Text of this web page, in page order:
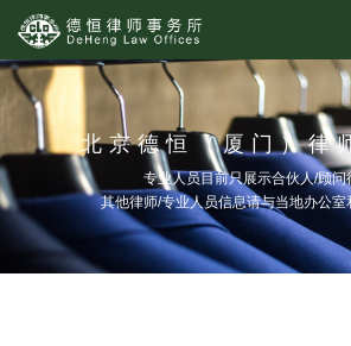
北京德恒（厦门）律
专业人员目前只展示合伙人/顾问
其他律师/专业人员信息请与当地办公室